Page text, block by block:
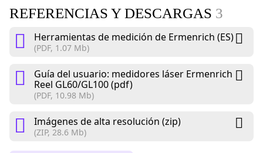
REFERENCIAS Y DESCARGAS 3
Herramientas de medición de Ermenrich (ES)
(PDF, 1.07 Mb)
Guía del usuario: medidores láser Ermenrich
Reel GL60/GL100 (pdf)
(PDF, 10.98 Mb)
Imágenes de alta resolución (zip)
(ZIP, 28.6 Mb)